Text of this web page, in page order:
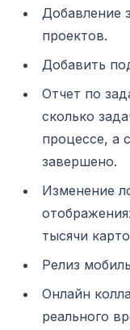
Добавление
проектов.
Добавить
Отчет по
сколько
процессе, а
завершено.
Изменение
тысячи
Релиз
Онлайн
реального